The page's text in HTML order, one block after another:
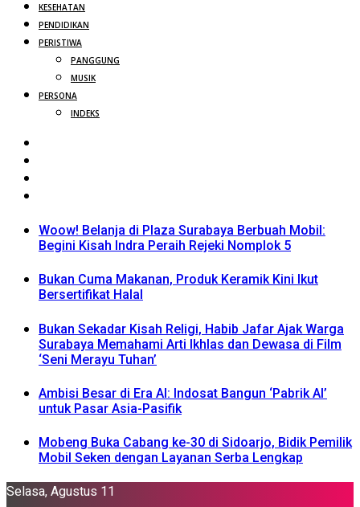
KESEHATAN
PENDIDIKAN
PERISTIWA
PANGGUNG
MUSIK
PERSONA
INDEKS
Woow! Belanja di Plaza Surabaya Berbuah Mobil:
Begini Kisah Indra Peraih Rejeki Nomplok 5
Bukan Cuma Makanan, Produk Keramik Kini Ikut
Bersertifikat Halal
Bukan Sekadar Kisah Religi, Habib Jafar Ajak Warga
Surabaya Memahami Arti Ikhlas dan Dewasa di Film
‘Seni Merayu Tuhan’
Ambisi Besar di Era AI: Indosat Bangun ‘Pabrik AI’
untuk Pasar Asia-Pasifik
Mobeng Buka Cabang ke-30 di Sidoarjo, Bidik Pemilik
Mobil Seken dengan Layanan Serba Lengkap
Selasa, Agustus 11